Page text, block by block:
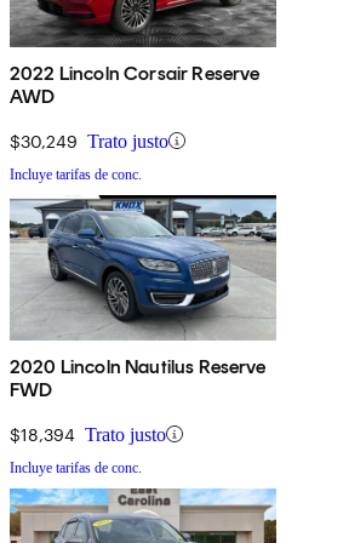
2022 Lincoln Corsair Reserve
AWD
$30,249 Trato justo
Incluye tarifas de conc.
2020 Lincoln Nautilus Reserve
FWD
$18,394 Trato justo
Incluye tarifas de conc.